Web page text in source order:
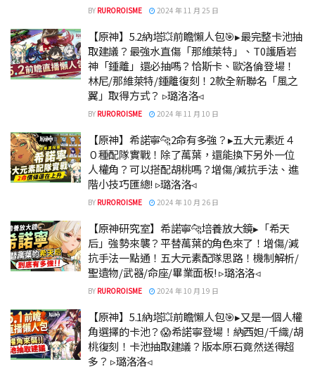
BY RUROROISME 2024 年 11 月 25 日
【原神】5.2納塔💥前瞻懶人包🎯▸最完整卡池抽
取建議？最強水直傷「那維萊特」、T0護盾岩
神「鍾離」還必抽嗎？恰斯卡、歐洛倫登場！
林尼/那維萊特/鍾離復刻！2款全新聯名「風之
翼」取得方式？ ▹璐洛洛◃
BY RUROROISME 2024 年 11 月 10 日
【原神】希諾寧🐆2命有多強？▸五大元素近４
０種配隊實戰！除了萬葉，還能換下另外一位
人權角？可以搭配胡桃嗎？增傷/減抗手法、進
階小技巧匯總! ▹璐洛洛◃
BY RUROROISME 2024 年 10 月 26 日
【原神研究室】希諾寧🐆培養放大鏡▸「希天
后」強勢來襲？平替萬葉的角色來了！增傷/減
抗手法一點通！五大元素配隊思路！機制解析/
聖遺物/武器/命座/畢業面板! ▹璐洛洛◃
BY RUROROISME 2024 年 10 月 19 日
【原神】5.1納塔💥前瞻懶人包🎯▸又是一個人權
角選擇的卡池？😱希諾寧登場！納西妲/千織/胡
桃復刻！卡池抽取建議？版本原石竟然送得超
多？ ▹璐洛洛◃